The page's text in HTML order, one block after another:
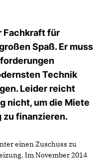
Fachkraft für
Spaß. Er muss
Technik
Leider reicht
nicht, um die Miete
zu finanzieren.
einen Zuschuss zu
Im November 2014